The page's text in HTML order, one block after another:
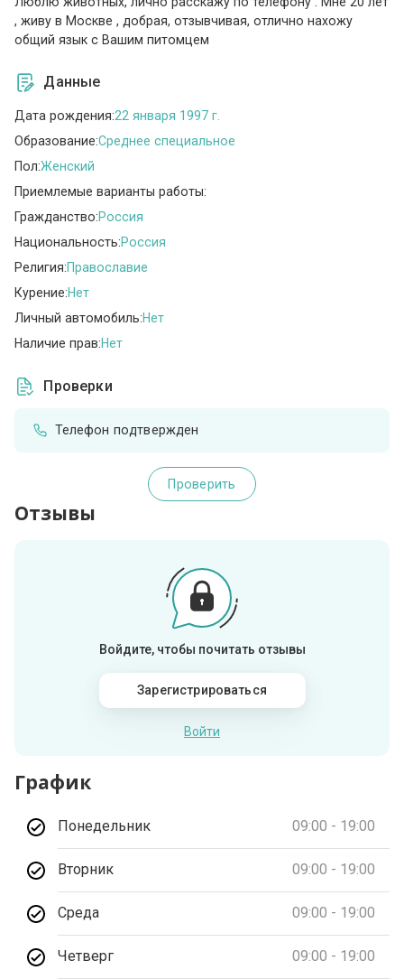
, живу в Москве , добрая, отзывчивая, отлично нахожу
общий язык с Вашим питомцем
Данные
Дата рождения:22 января 1997 г.
Образование:Среднее специальное
Пол:Женский
Приемлемые варианты работы:
Гражданство:Россия
Национальность:Россия
Религия:Православие
Курение:Нет
Личный автомобиль:Нет
Наличие прав:Нет
Проверки
Телефон подтвержден
Проверить
Отзывы
Войдите, чтобы почитать отзывы
Зарегистрироваться
Войти
График
Понедельник 09:00 - 19:00
Вторник 09:00 - 19:00
Среда 09:00 - 19:00
Четверг 09:00 - 19:00